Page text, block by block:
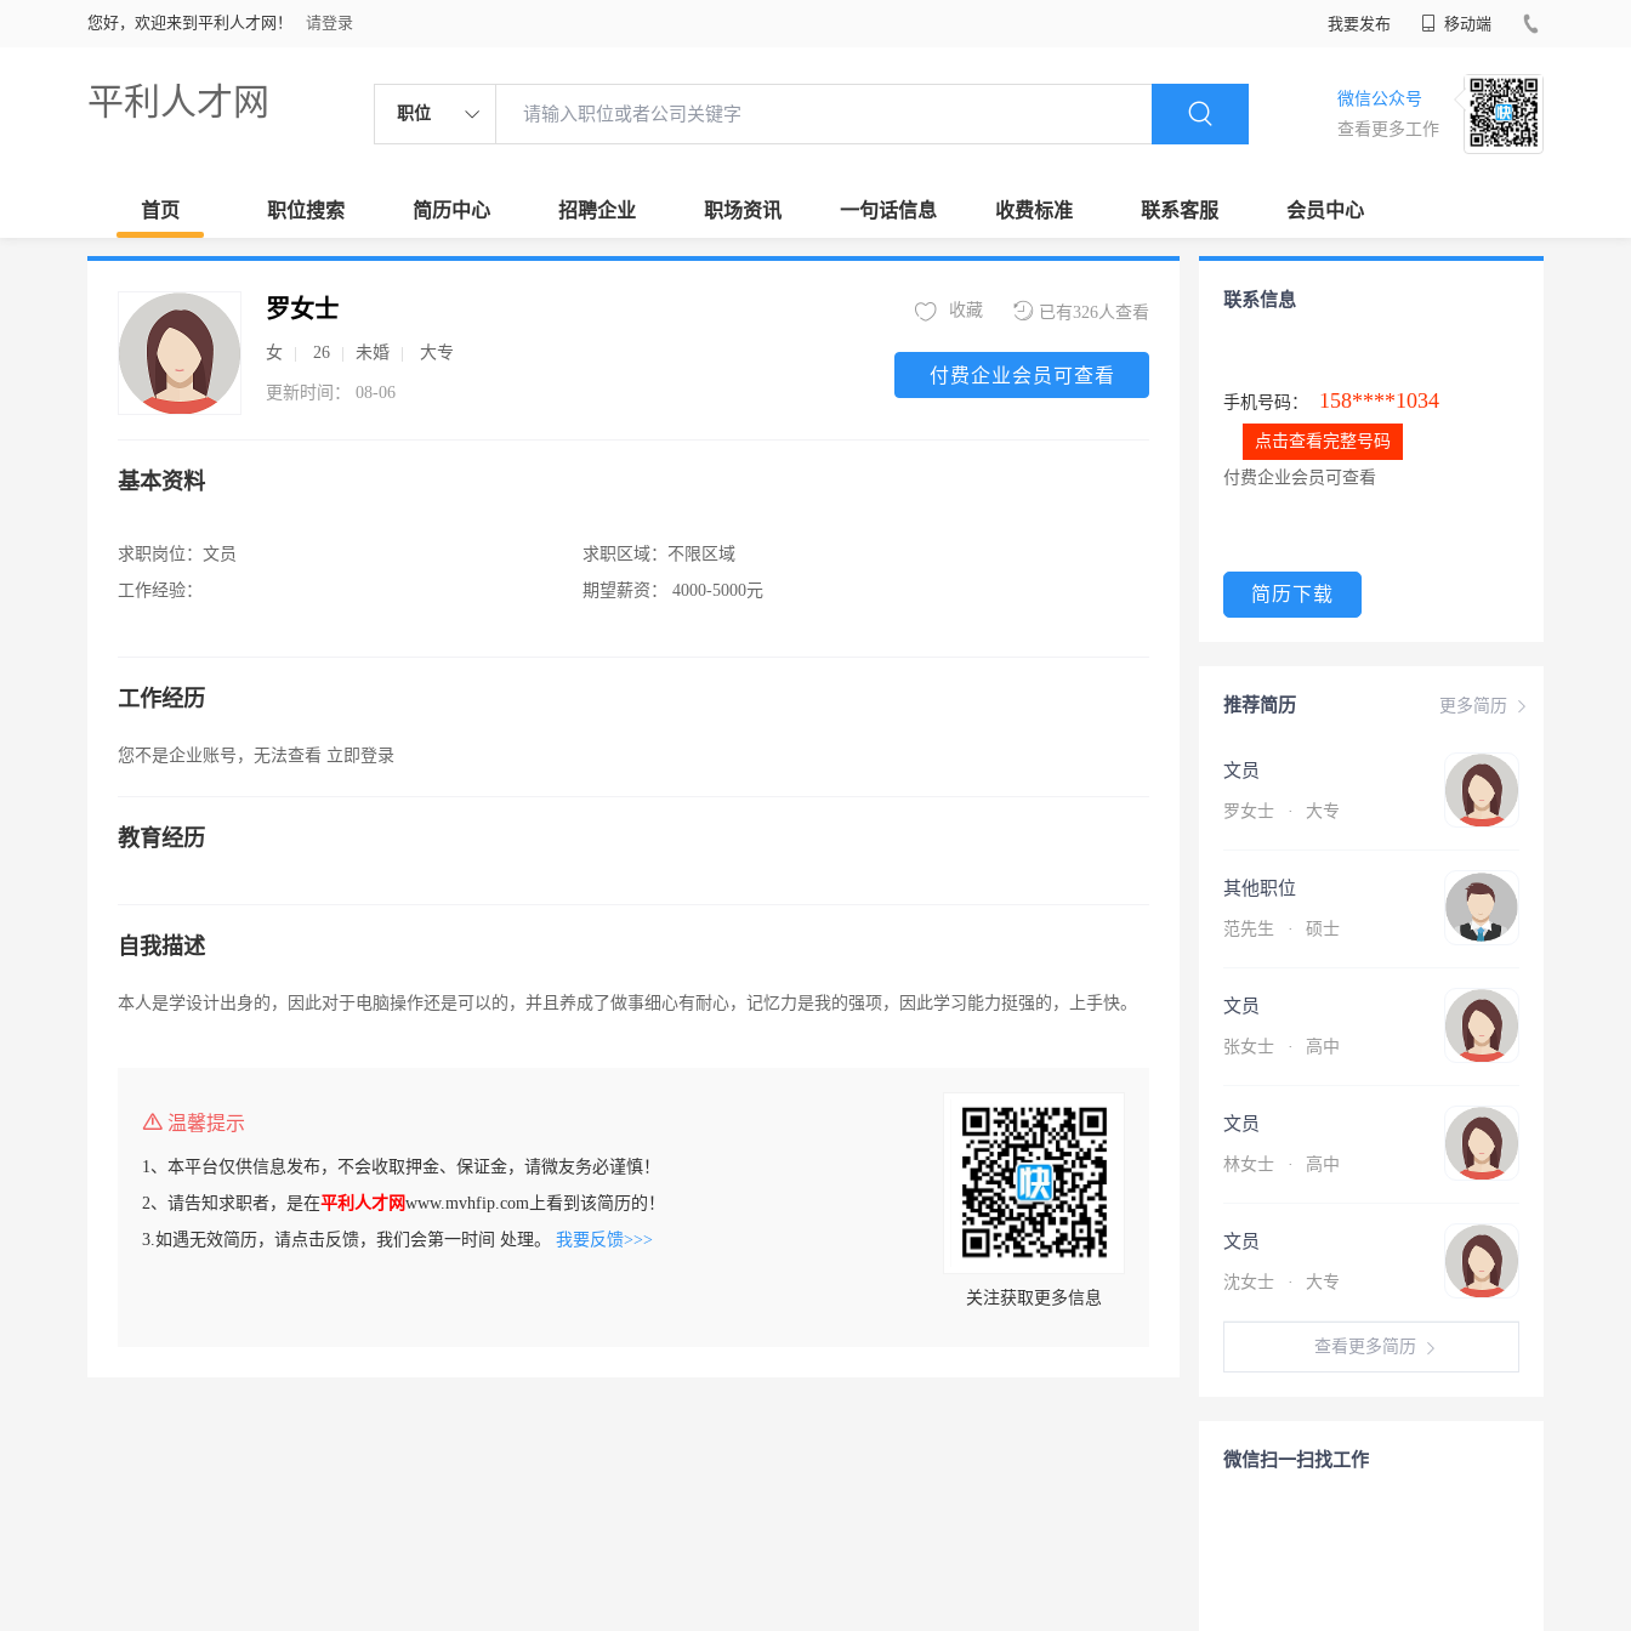
您好，欢迎来到平利人才网！ 请登录 我要发布 移动端
平利人才网 职位
微信公众号
查看更多工作
首页 职位搜索 简历中心 招聘企业 职场资讯 一句话信息 收费标准 联系客服 会员中心
罗女士
女 26 未婚 大专
更新时间： 08-06
已有326人查看
收藏
付费企业会员可查看
基本资料
求职岗位： 文员
工作经验：
求职区域： 不限区域
期望薪资：
4000-5000元
工作经历
您不是企业账号，无法查看 立即登录
教育经历
自我描述
本人是学设计出身的，因此对于电脑操作还是可以的，并且养成了做事细心有耐心，记忆力是我的强项，因此学习能力挺强的，上手快。
温馨提示
1、本平台仅供信息发布，不会收取押金、保证金，请微友务必谨慎！
2、请告知求职者，是在平利人才网www.mvhfip.com上看到该简历的！
3.如遇无效简历，请点击反馈，我们会第一时间 处理。 我要反馈>>>
关注获取更多信息
联系信息
手机号码： 158****1034
点击查看完整号码
付费企业会员可查看
简历下载
更多简历
推荐简历
文员
罗女士 · 大专
其他职位
范先生 · 硕士
文员
张女士 · 高中
文员
林女士 · 高中
文员
沈女士 · 大专
查看更多简历
微信扫一扫找工作